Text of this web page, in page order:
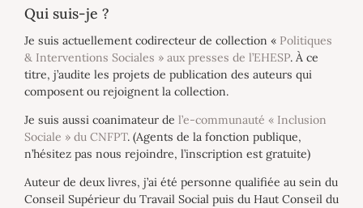
Qui suis-je ?
Je suis actuellement codirecteur de collection « Politiques
& Interventions Sociales » aux presses de l’EHESP. À ce
titre, j’audite les projets de publication des auteurs qui
composent ou rejoignent la collection.
Je suis aussi coanimateur de l’e-communauté « Inclusion
Sociale » du CNFPT. (Agents de la fonction publique,
n’hésitez pas nous rejoindre, l’inscription est gratuite)
Auteur de deux livres, j’ai été personne qualifiée au sein du
Conseil Supérieur du Travail Social puis du Haut Conseil du